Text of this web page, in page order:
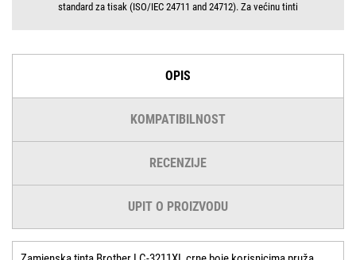
standard za tisak (ISO/IEC 24711 and 24712). Za većinu tinti
OPIS
KOMPATIBILNOST
RECENZIJE
UPIT O PROIZVODU